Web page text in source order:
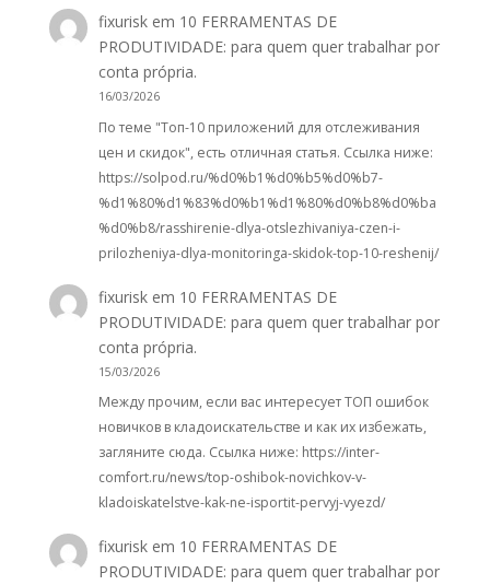
fixurisk em 10 FERRAMENTAS DE
PRODUTIVIDADE: para quem quer trabalhar por
conta própria.
16/03/2026
По теме "Топ-10 приложений для отслеживания
цен и скидок", есть отличная статья. Ссылка ниже:
https://solpod.ru/%d0%b1%d0%b5%d0%b7-
%d1%80%d1%83%d0%b1%d1%80%d0%b8%d0%ba
%d0%b8/rasshirenie-dlya-otslezhivaniya-czen-i-
prilozheniya-dlya-monitoringa-skidok-top-10-reshenij/
fixurisk em 10 FERRAMENTAS DE
PRODUTIVIDADE: para quem quer trabalhar por
conta própria.
15/03/2026
Между прочим, если вас интересует ТОП ошибок
новичков в кладоискательстве и как их избежать,
загляните сюда. Ссылка ниже: https://inter-
comfort.ru/news/top-oshibok-novichkov-v-
kladoiskatelstve-kak-ne-isportit-pervyj-vyezd/
fixurisk em 10 FERRAMENTAS DE
PRODUTIVIDADE: para quem quer trabalhar por